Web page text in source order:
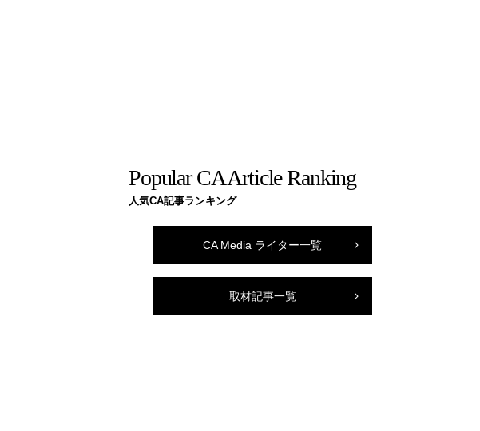
Popular CA Article Ranking
人気CA記事ランキング
CA Media ライター一覧
取材記事一覧